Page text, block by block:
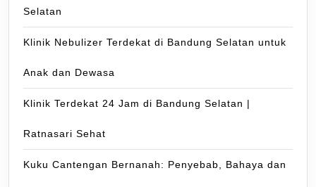
Selatan
Klinik Nebulizer Terdekat di Bandung Selatan untuk
Anak dan Dewasa
Klinik Terdekat 24 Jam di Bandung Selatan |
Ratnasari Sehat
Kuku Cantengan Bernanah: Penyebab, Bahaya dan